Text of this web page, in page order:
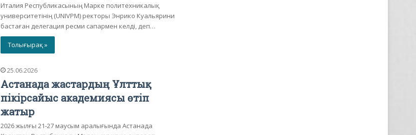
Италия Республикасының Марке политехникалық
университетінің (UNIVPM) ректоры Энрико Куальярини
бастаған делегация ресми сапармен келді, деп…
Толығырақ »
25.06.2026
Астанада жастардың Ұлттық
пікірсайыс академиясы өтіп
жатыр
2026 жылғы 21-27 маусым аралығында Астанада